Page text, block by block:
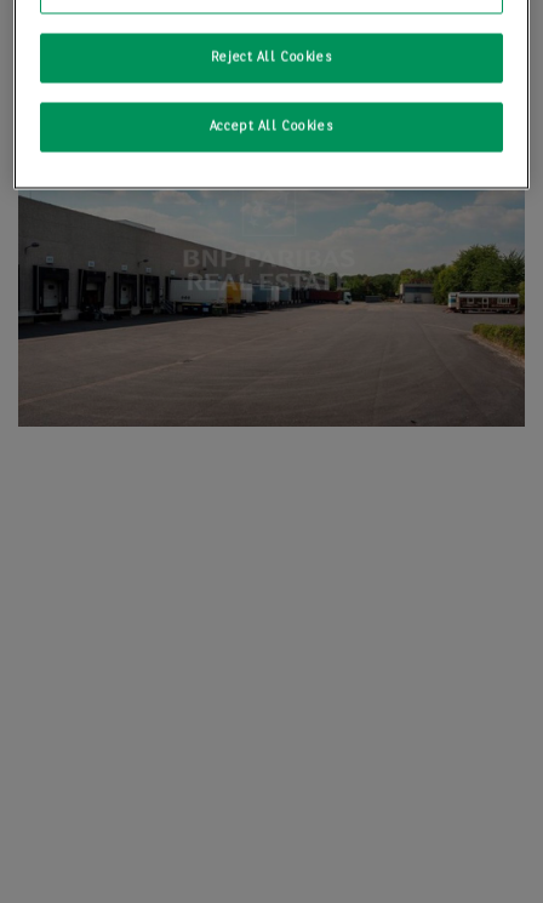
Reject All Cookies
Accept All Cookies